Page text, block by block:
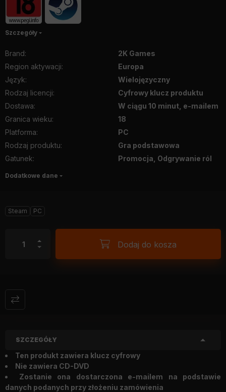
Szczegóły
Brand:
2K Games
Region aktywacji:
Europa
Język:
Wielojęzyczny
Rodzaj licencji:
Cyfrowy klucz produktu
Dostawa:
W ciągu 10 minut, e-mailem
Granica wieku:
18
Platforma:
PC
Rodzaj produktu:
Gra podstawowa
Gatunek: Promocja, Odgrywanie ról
Dodatkowe dane
Steam PC
Dodaj do kosza
SZCZEGÓŁY
Ten produkt zawiera klucz cyfrowy
Nie zawiera CD-DVD
Zostanie ona dostarczona e-mailem na podstawie
danych podanych przy złożeniu zamówienia